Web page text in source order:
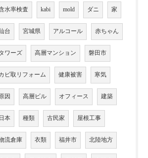
水率検査 kabi mold ダニ 家
台 宮城県 アルコール 赤ちゃん
ワーズ 高層マンション 磐田市
ビ取リフォーム 健康被害 寒気
因 高層ビル オフィース 建築
日本 種類 古民家 屋根工事
流倉庫 衣類 福井市 北陸地方